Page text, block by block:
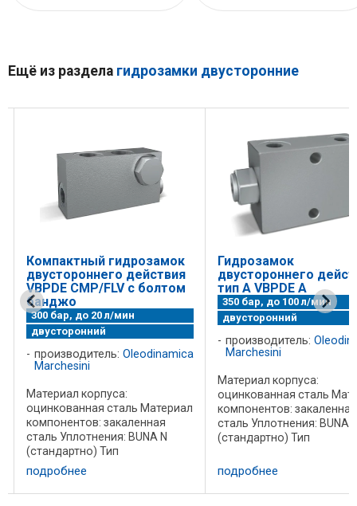
Ещё из раздела гидрозамки двусторонние
Компактный гидрозамок
двустороннего действия
VBPDE CMP/FLV с болтом
банджо
300 бар, до 20 л/мин
двусторонний
производитель: Oleodinamica
Marchesini
Материал корпуса:
оцинкованная сталь Материал
компонентов: закаленная
сталь Уплотнения: BUNA N
(стандартно) Тип
запирающего элемента: без
утечек Подключение :
Подключите V1 и V2 к
подробнее
Гидрозамок
двустороннего
тип А VBPDE A
350 бар, до 100 л/мин
двусторонний
производитель:
Marchesini
Материал корпуса:
оцинкованная сталь
компонентов: закаленная
сталь Уплотнения: BUNA
(стандартно) Тип
утечек Подключение :
Подключите V1 и V2 к
напорным линиям, C1 и
подробнее